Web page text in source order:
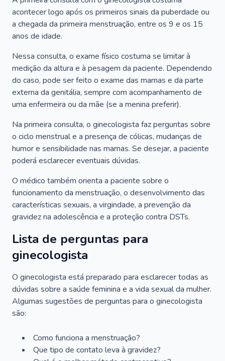
acontecer logo após os primeiros sinais da puberdade ou
a chegada da primeira menstruação, entre os 9 e os 15
anos de idade.
Nessa consulta, o exame físico costuma se limitar à
medição da altura e à pesagem da paciente. Dependendo
do caso, pode ser feito o exame das mamas e da parte
externa da genitália, sempre com acompanhamento de
uma enfermeira ou da mãe (se a menina preferir).
Na primeira consulta, o ginecologista faz perguntas sobre
o ciclo menstrual e a presença de cólicas, mudanças de
humor e sensibilidade nas mamas. Se desejar, a paciente
poderá esclarecer eventuais dúvidas.
O médico também orienta a paciente sobre o
funcionamento da menstruação, o desenvolvimento das
características sexuais, a virgindade, a prevenção da
gravidez na adolescência e a proteção contra DSTs.
Lista de perguntas para
ginecologista
O ginecologista está preparado para esclarecer todas as
dúvidas sobre a saúde feminina e a vida sexual da mulher.
Algumas sugestões de perguntas para o ginecologista
são:
Como funciona a menstruação?
Que tipo de contato leva à gravidez?